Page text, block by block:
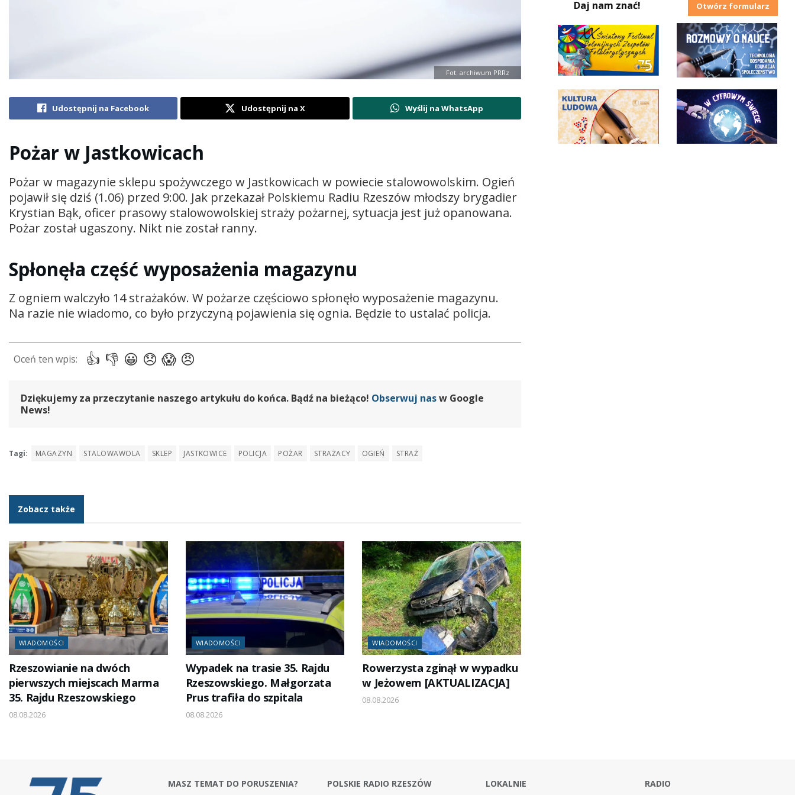
Fot. archiwum PRRz
Udostępnij na Facebook Udostępnij na X Wyślij na WhatsApp
Pożar w Jastkowicach
Pożar w magazynie sklepu spożywczego w Jastkowicach w powiecie stalowowolskim. Ogień
pojawił się dziś (1.06) przed 9:00. Jak przekazał Polskiemu Radiu Rzeszów młodszy brygadier
Krystian Bąk, oficer prasowy stalowowolskiej straży pożarnej, sytuacja jest już opanowana.
Pożar został ugaszony. Nikt nie został ranny.
Spłonęła część wyposażenia magazynu
Z ogniem walczyło 14 strażaków. W pożarze częściowo spłonęło wyposażenie magazynu.
Na razie nie wiadomo, co było przyczyną pojawienia się ognia. Będzie to ustalać policja.
Dziękujemy za przeczytanie naszego artykułu do końca. Bądź na bieżąco! Obserwuj nasw Google
News!
Tagi: MAGAZYN STALOWAWOLA SKLEP JASTKOWICE POLICJA POŻAR STRAŻACY OGIEŃ STRAŻ
Zobacz także
WIADOMOŚCI
Rzeszowianie na dwóch
pierwszych miejscach Marma
35. Rajdu Rzeszowskiego
08.08.2026
WIADOMOŚCI
Wypadek na trasie 35. Rajdu
Rzeszowskiego. Małgorzata
Prus trafiła do szpitala
08.08.2026
WIADOMOŚCI
Rowerzysta zginął w wypadku
w Jeżowem [AKTUALIZACJA]
08.08.2026
Daj nam znać!
Otwórz formularz
MASZ TEMAT DO PORUSZENIA? POLSKIE RADIO RZESZÓW LOKALNIE RADIO